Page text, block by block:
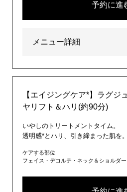
予約に進
メニュー詳細
【エイジングケア*】ラグジ
ヤリフト＆ハリ(約90分)
いやしのトリートメントタイム。
透明感*とハリ、引き締まった肌を。
ケアする部位
フェイス・デコルテ・ネック＆ショルダ